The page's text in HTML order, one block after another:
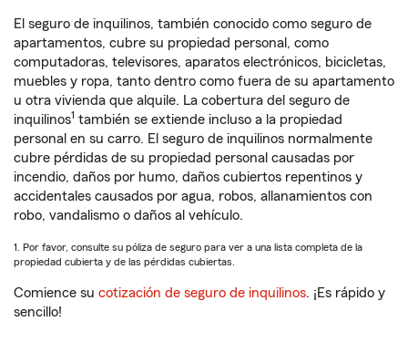
El seguro de inquilinos, también conocido como seguro de
apartamentos, cubre su propiedad personal, como
computadoras, televisores, aparatos electrónicos, bicicletas,
muebles y ropa, tanto dentro como fuera de su apartamento
u otra vivienda que alquile. La cobertura del seguro de
inquilinos1 también se extiende incluso a la propiedad
personal en su carro. El seguro de inquilinos normalmente
cubre pérdidas de su propiedad personal causadas por
incendio, daños por humo, daños cubiertos repentinos y
accidentales causados por agua, robos, allanamientos con
robo, vandalismo o daños al vehículo.
1. Por favor, consulte su póliza de seguro para ver a una lista completa de la
propiedad cubierta y de las pérdidas cubiertas.
Comience su cotización de seguro de inquilinos. ¡Es rápido y
sencillo!